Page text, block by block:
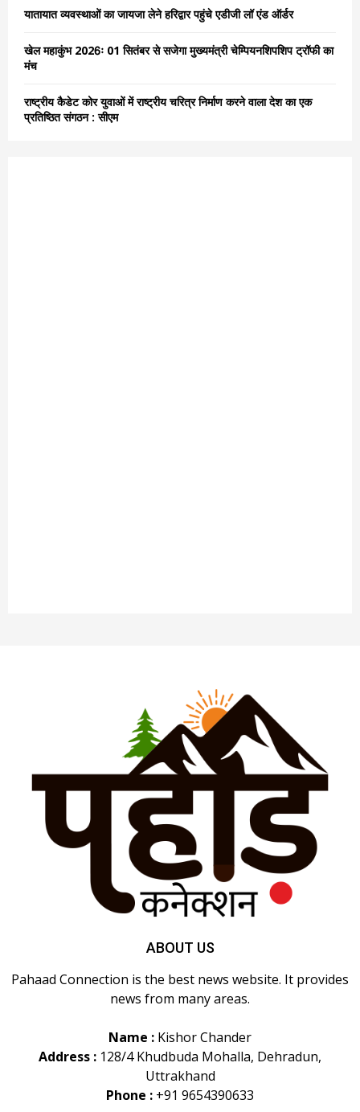
यातायात व्यवस्थाओं का जायजा लेने हरिद्वार पहुंचे एडीजी लॉ एंड ऑर्डर
खेल महाकुंभ 2026ः 01 सितंबर से सजेगा मुख्यमंत्री चेम्पियनशिपशिप ट्रॉफी का
मंच
राष्ट्रीय कैडेट कोर युवाओं में राष्ट्रीय चरित्र निर्माण करने वाला देश का एक
प्रतिष्ठित संगठन : सीएम
ABOUT US
Pahaad Connection is the best news website. It provides
news from many areas.
Name : Kishor Chander
Address : 128/4 Khudbuda Mohalla, Dehradun,
Uttrakhand
Phone : +91 9654390633